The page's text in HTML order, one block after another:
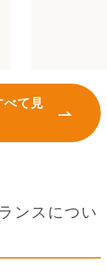
て見
ンスについ